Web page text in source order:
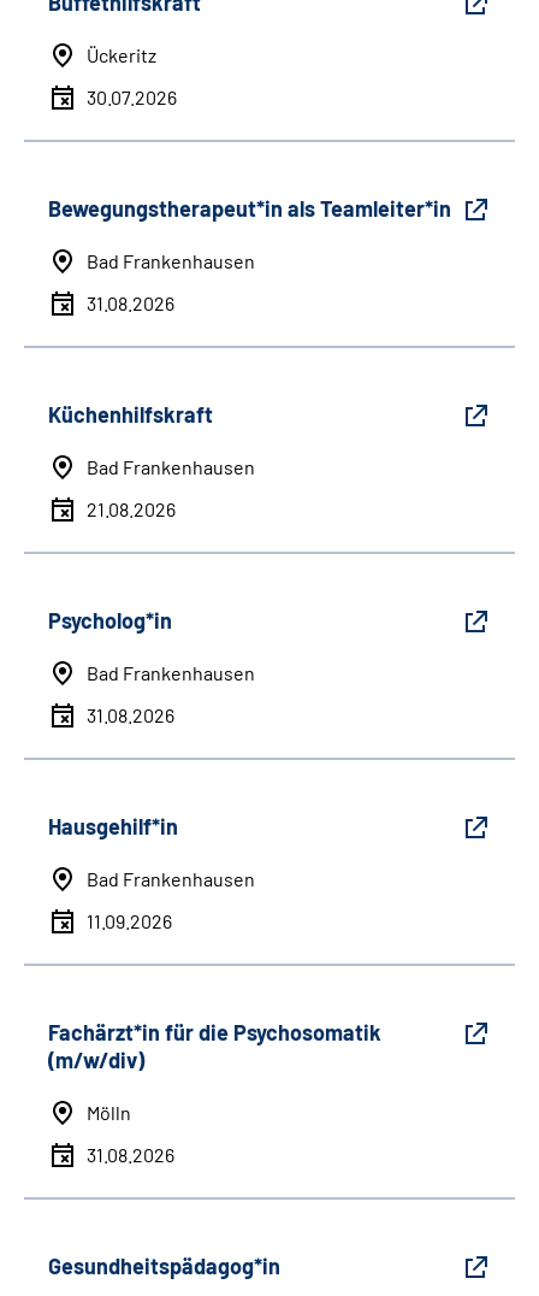
Ückeritz
30.07.2026
Bewegungstherapeut*in als Teamleiter*in
Bad Frankenhausen
31.08.2026
Küchenhilfskraft
Bad Frankenhausen
21.08.2026
Psycholog*in
Bad Frankenhausen
31.08.2026
Hausgehilf*in
Bad Frankenhausen
11.09.2026
Fachärzt*in für die Psychosomatik
(m/w/div)
Mölln
31.08.2026
Gesundheitspädagog*in